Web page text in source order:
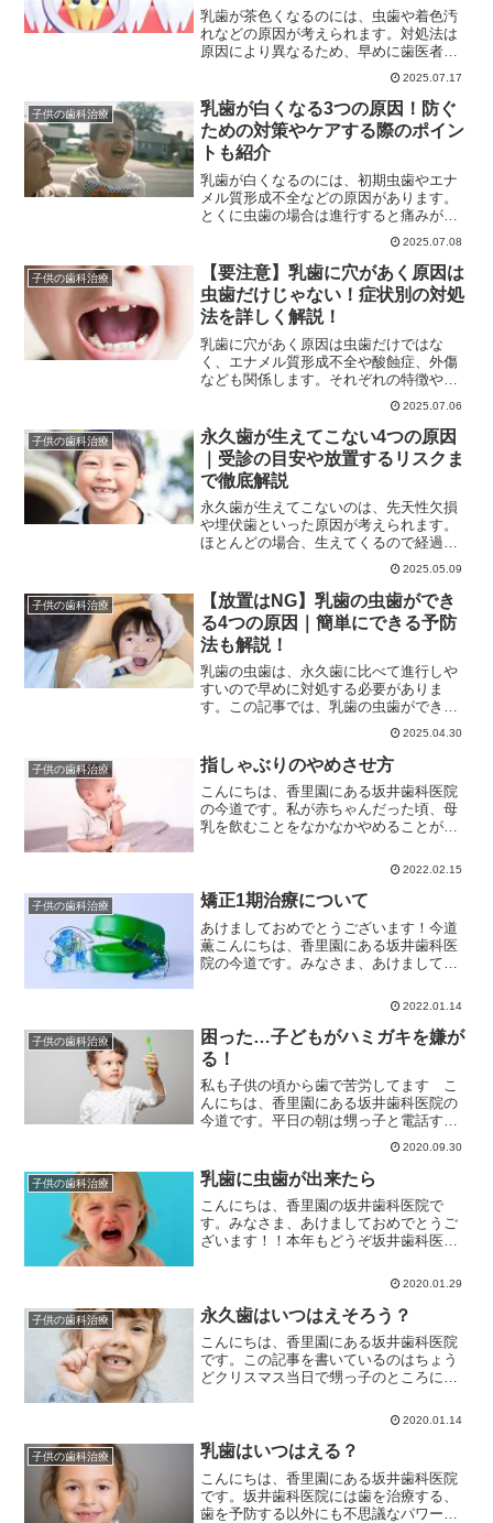
乳歯が茶色くなるのには、虫歯や着色汚
れなどの原因が考えられます。対処法は
原因により異なるため、早めに歯医者に
この記事では、乳歯が茶色くなる原因や
茶色くなるのを防ぐ方法などを詳しく解
説します。子どもの乳歯が茶色になり悩
んでいる方は、ぜひ参考にしてください
ね。
2025.07.17
子供の歯科治療
乳歯が白くなる3つの原因！防ぐ
ための対策やケアする際のポイン
トも紹介
乳歯が白くなるのには、初期虫歯やエナ
メル質形成不全などの原因があります。
とくに虫歯の場合は進行すると痛みが出
です。この記事では、乳歯が白くなる原
因や乳歯に関するよくある質問などを詳
しく解説します。子どもの乳歯が白くな
って不安な方は、ぜひ参考にしてくださ
い。
2025.07.08
子供の歯科治療
【要注意】乳歯に穴があく原因は
虫歯だけじゃない！症状別の対処
法を詳しく解説！
乳歯に穴があく原因は虫歯だけではな
く、エナメル質形成不全や酸蝕症、外傷
なども関係します。それぞれの特徴や見
によるリスクまでを詳しく解説していま
す。お子様の将来の歯を守るために、ぜ
ひ知っておきたい情報をまとめたので、
ぜひご覧ください。
2025.07.06
子供の歯科治療
永久歯が生えてこない4つの原因
｜受診の目安や放置するリスクま
で徹底解説
永久歯が生えてこないのは、先天性欠損
や埋伏歯といった原因が考えられます。
ほとんどの場合、生えてくるので経過観
察で問題ありませんが、長期間生える傾
向が見られないときは歯科医院で診ても
らうのをおすすめいたします。この記事
では、永久歯が生えてこない4つの原因と
受診の目安、放置するリスクを解説しま
す。ぜひご覧ください。
2025.05.09
子供の歯科治療
【放置はNG】乳歯の虫歯ができ
る4つの原因｜簡単にできる予防
法も解説！
乳歯の虫歯は、永久歯に比べて進行しや
すいので早めに対処する必要がありま
す。この記事では、乳歯の虫歯ができる
原因やできやすい場所、進み方をわかり
やすく解説します。乳歯の虫歯は放置す
ると、発音や噛み合わせなどに影響を与
えます。放置するリスクを理解し、悪化
する前に歯科医院で診てもらいましょ
う。
2025.04.30
子供の歯科治療 指しゃぶりのやめさせ方
こんにちは、香里園にある坂井歯科医院
の今道です。私が赤ちゃんだった頃、母
乳を飲むことをなかなかやめることがで
た。昔は母乳やミルクを１歳までにやめ
なければならないと言われていた時代が
あり、私の母も母乳をやめ...
2022.02.15
子供の歯科治療 矯正1期治療について
あけましておめでとうございます！今道
薫こんにちは、香里園にある坂井歯科医
院の今道です。みなさま、あけましてお
になりましたが、今年もどうぞ坂井歯科
医院グループ一同をよろしくお願い申し
上げます。私事ではありま...
2022.01.14
子供の歯科治療
困った…子どもがハミガキを嫌が
る！
私も子供の頃から歯で苦労してます こ
んにちは、香里園にある坂井歯科医院の
今道です。平日の朝は甥っ子と電話する
ことが習慣になっていて、たった５分の
時間ですが1日の癒しの時間であり今日も
頑張ろうと思わせてもらっています。
私は幼少期から虫歯がた...
2020.09.30
子供の歯科治療 乳歯に虫歯が出来たら
こんにちは、香里園の坂井歯科医院で
す。みなさま、あけましておめでとうご
ざいます！！本年もどうぞ坂井歯科医院
て昨年は変化の１年であり、結婚を機に
引っ越しをし、新たな環境でのスタート
となったことで慣れるまでに...
2020.01.29
子供の歯科治療 永久歯はいつはえそろう？
こんにちは、香里園にある坂井歯科医院
です。この記事を書いているのはちょう
どクリスマス当日で甥っ子のところにも
で朝から電話がかかってきました。甥っ
子は今、小学２年生なのですが、結婚を
期に引っ越ししてから頻繁...
2020.01.14
子供の歯科治療 乳歯はいつはえる？
こんにちは、香里園にある坂井歯科医院
です。坂井歯科医院には歯を治療する、
歯を予防する以外にも不思議なパワーが